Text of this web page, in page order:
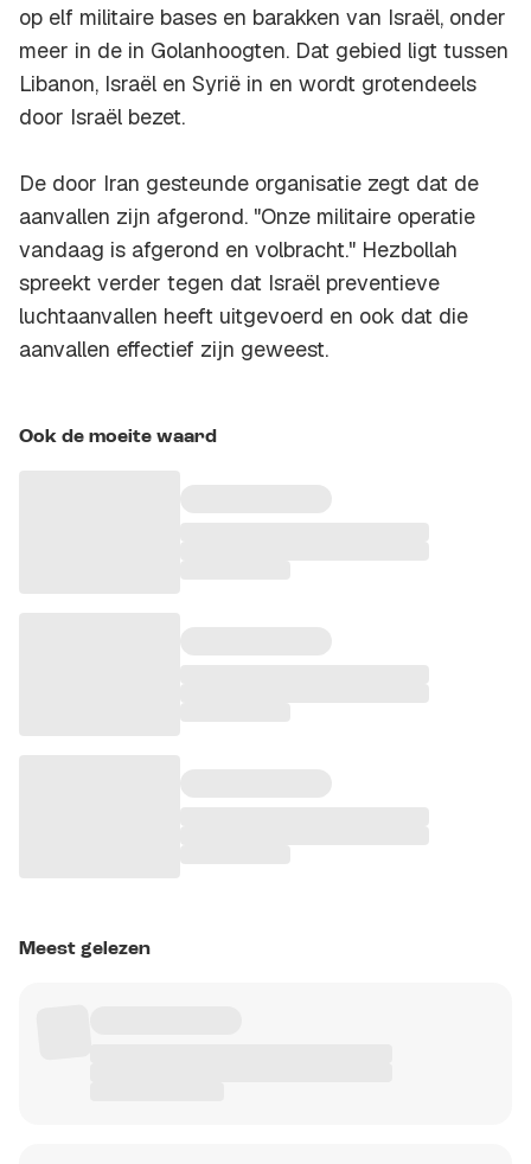
op elf militaire bases en barakken van Israël, onder
meer in de in Golanhoogten. Dat gebied ligt tussen
Libanon, Israël en Syrië in en wordt grotendeels
door Israël bezet.
De door Iran gesteunde organisatie zegt dat de
aanvallen zijn afgerond. "Onze militaire operatie
vandaag is afgerond en volbracht." Hezbollah
spreekt verder tegen dat Israël preventieve
luchtaanvallen heeft uitgevoerd en ook dat die
aanvallen effectief zijn geweest.
Ook de moeite waard
Meest gelezen